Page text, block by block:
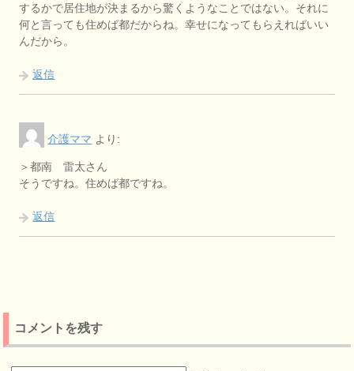
するかで居住地が決まるから驚くようなことではない。それに
何と言っても住めば都だからね。幸せになってもらえればいい
んだから。
返信
介護ママ より:
＞都南 雷太さん
そうですね。住めば都ですね。
返信
コメントを残す